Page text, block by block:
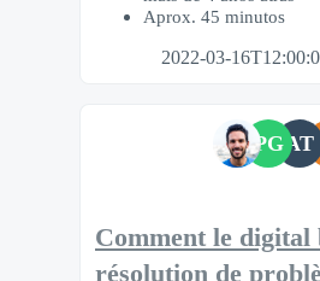
Aprox. 45 minutos
2022-03-
PG AT
Comment le digital
résolution de